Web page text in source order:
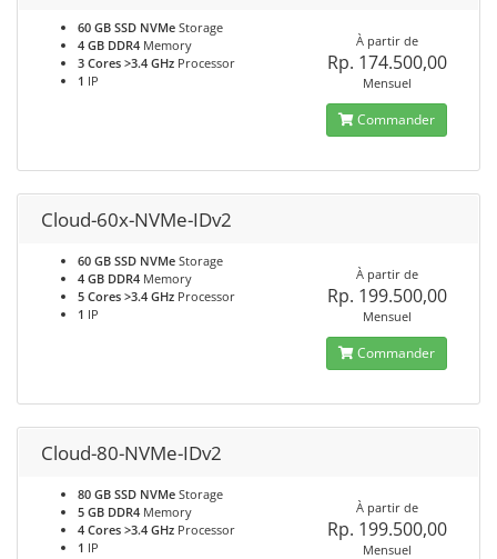
60 GB SSD NVMe Storage
4 GB DDR4 Memory
3 Cores >3.4 GHz Processor
1 IP
À partir de
Rp. 174.500,00
Mensuel
Commander
Cloud-60x-NVMe-IDv2
60 GB SSD NVMe Storage
4 GB DDR4 Memory
5 Cores >3.4 GHz Processor
1 IP
À partir de
Rp. 199.500,00
Mensuel
Commander
Cloud-80-NVMe-IDv2
80 GB SSD NVMe Storage
5 GB DDR4 Memory
4 Cores >3.4 GHz Processor
1 IP
À partir de
Rp. 199.500,00
Mensuel